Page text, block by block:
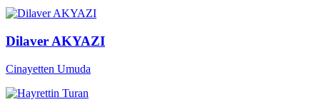
Dilaver AKYAZI
Cinayetten Umuda